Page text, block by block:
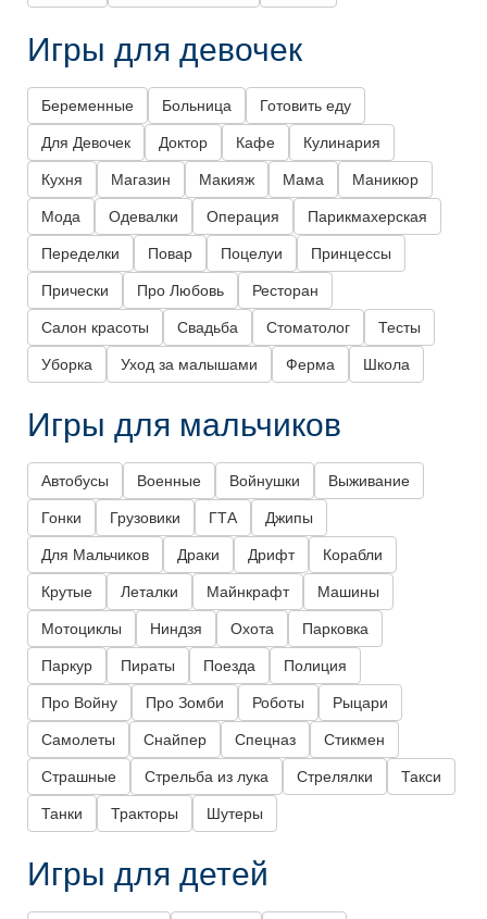
Игры для девочек
Беременные Больница Готовить еду
Для Девочек Доктор Кафе Кулинария
Кухня Магазин Макияж Мама Маникюр
Мода Одевалки Операция Парикмахерская
Переделки Повар Поцелуи Принцессы
Прически Про Любовь Ресторан
Салон красоты Свадьба Стоматолог Тесты
Уборка Уход за малышами Ферма Школа
Игры для мальчиков
Автобусы Военные Войнушки Выживание
Гонки Грузовики ГТА Джипы
Для Мальчиков Драки Дрифт Корабли
Крутые Леталки Майнкрафт Машины
Мотоциклы Ниндзя Охота Парковка
Паркур Пираты Поезда Полиция
Про Войну Про Зомби Роботы Рыцари
Самолеты Снайпер Спецназ Стикмен
Страшные Стрельба из лука Стрелялки Такси
Танки Тракторы Шутеры
Игры для детей